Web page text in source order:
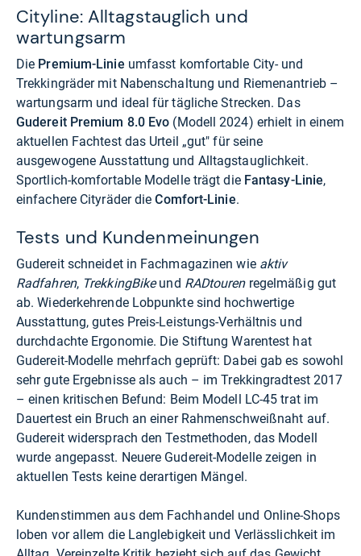
Cityline: Alltagstauglich und
wartungsarm
Die Premium-Linie umfasst komfortable City- und
Trekkingräder mit Nabenschaltung und Riemenantrieb –
wartungsarm und ideal für tägliche Strecken. Das
Gudereit Premium 8.0 Evo (Modell 2024) erhielt in einem
aktuellen Fachtest das Urteil „gut" für seine
ausgewogene Ausstattung und Alltagstauglichkeit.
Sportlich-komfortable Modelle trägt die Fantasy-Linie,
einfachere Cityräder dieComfort-Linie.
Tests und Kundenmeinungen
Gudereit schneidet in Fachmagazinen wie aktiv
Radfahren, TrekkingBikeund RADtourenregelmäßig gut
ab. Wiederkehrende Lobpunkte sind hochwertige
Ausstattung, gutes Preis-Leistungs-Verhältnis und
durchdachte Ergonomie. Die Stiftung Warentest hat
Gudereit-Modelle mehrfach geprüft: Dabei gab es sowohl
sehr gute Ergebnisse als auch – im Trekkingradtest 2017
– einen kritischen Befund: Beim Modell LC-45 trat im
Dauertest ein Bruch an einer Rahmenschweißnaht auf.
Gudereit widersprach den Testmethoden, das Modell
wurde angepasst. Neuere Gudereit-Modelle zeigen in
aktuellen Tests keine derartigen Mängel.
Kundenstimmen aus dem Fachhandel und Online-Shops
loben vor allem die Langlebigkeit und Verlässlichkeit im